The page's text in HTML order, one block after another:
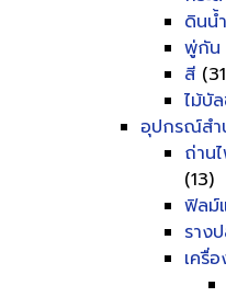
ดินน้
พู่กัน
สี
ไม้บั
อุปกรณ์สำ
ถ่าน
(13)
ฟิลม์
ราง
เครื่